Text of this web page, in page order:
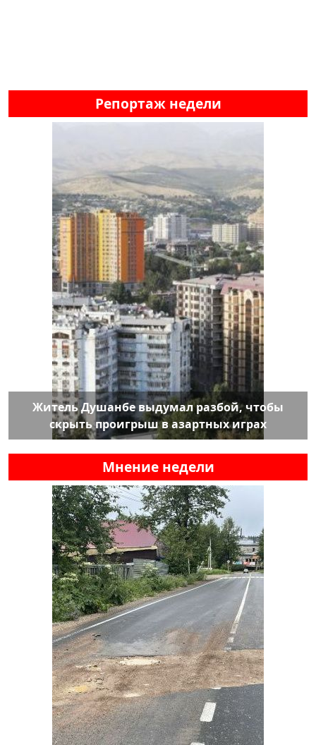
Репортаж недели
Житель Душанбе выдумал разбой, чтобы
скрыть проигрыш в азартных играх
Мнение недели